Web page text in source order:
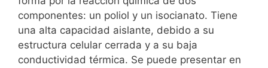
componentes: un poliol y un isocianato. Tiene
una alta capacidad aislante, debido a su
estructura celular cerrada y a su baja
conductividad térmica. Se puede presentar en